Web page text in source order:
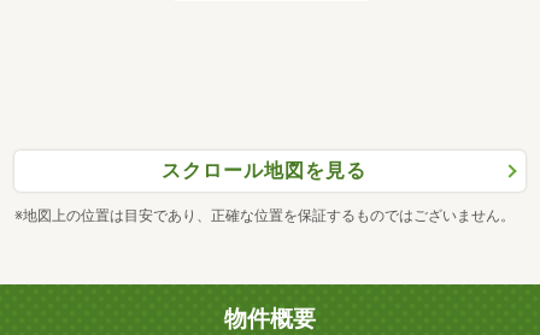
スクロール地図を見る
※地図上の位置は目安であり、正確な位置を保証するものではございません。
物件概要